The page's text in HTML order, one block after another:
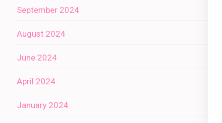
September 2024
August 2024
June 2024
April 2024
January 2024